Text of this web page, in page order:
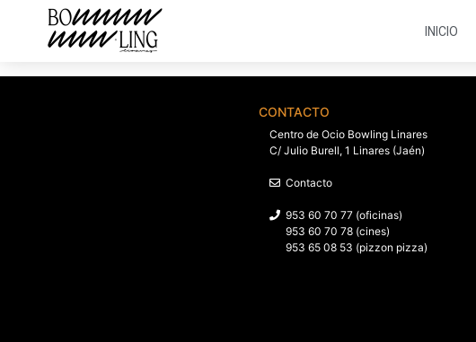
INICIO
CONTACTO
Centro de Ocio Bowling Linares
C/ Julio Burell, 1 Linares (Jaén)
Contacto
953 60 70 77 (oficinas)
953 60 70 78 (cines)
953 65 08 53 (pizzon pizza)